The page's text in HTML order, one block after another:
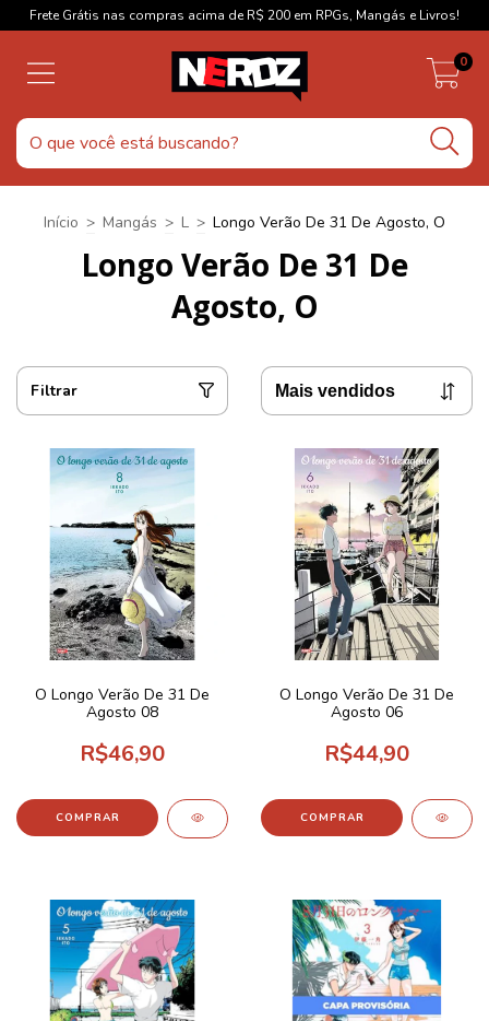
Frete Grátis nas compras acima de R$ 200 em RPGs, Mangás e Livros!
0
Início > Mangás > L > Longo Verão De 31 De Agosto, O
Longo Verão De 31 De
Agosto, O
Filtrar
O Longo Verão De 31 De
Agosto 08
R$46,90
O Longo Verão De 31 De
Agosto 06
R$44,90